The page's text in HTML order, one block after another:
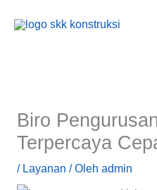
Biro
Terpercaya
/ Layanan / Oleh admin